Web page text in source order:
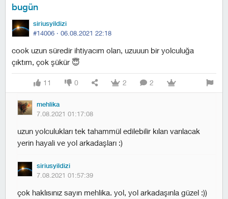
bugün
siriusyildizi
#14006 · 06.08.2021 22:18
cook uzun süredir ihtiyacım olan, uzuuun bir yolculuğa
çıktım, çok şükür 😇
11 0 2 2
mehlika
7.08.2021 01:17:08
uzun yolculukları tek tahammül edilebilir kılan varılacak
yerin hayali ve yol arkadaşları :)
siriusyildizi
7.08.2021 01:57:39
çok haklısınız sayın mehlika. yol, yol arkadaşınla güzel :))